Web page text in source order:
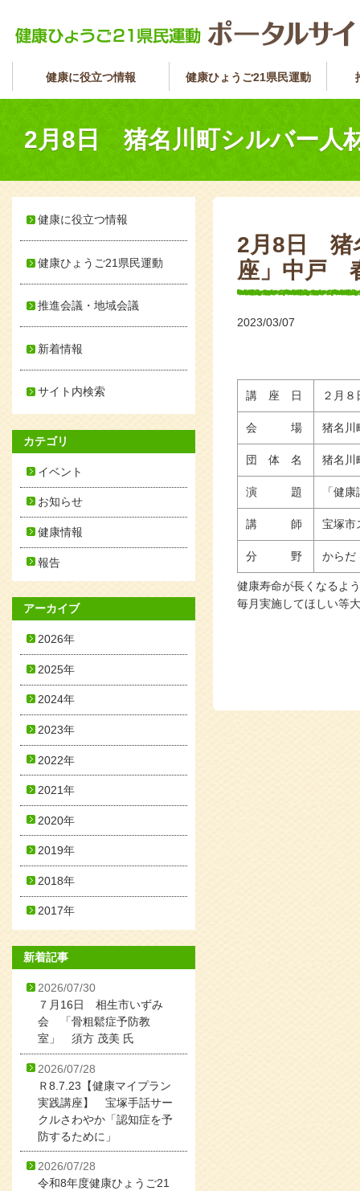
健康に役立つ情報 健康ひょうご21県民運動
2月8日 猪名川町シルバー
2月8日 猪
座」中戸
2023/03/07
講 座 日 ２月
会 場 猪名川
団 体 名 猪名川
演 題 「健
講 師 宝塚
分 野 からだ
健康寿命が長くなるよ
毎月実施してほしい等
健康に役立つ情報
健康ひょうご21県民運動
推進会議・地域会議
新着情報
サイト内検索
カテゴリ
イベント
お知らせ
健康情報
報告
アーカイブ
2026年
2025年
2024年
2023年
2022年
2021年
2020年
2019年
2018年
2017年
新着記事
2026/07/30
７月16日 相生市いずみ
会 「骨粗鬆症予防教
室」 須方 茂美 氏
2026/07/28
Ｒ8.7.23【健康マイプラン
実践講座】 宝塚手話サー
クルさわやか「認知症を予
防するために」
2026/07/28
令和8年度健康ひょうご21